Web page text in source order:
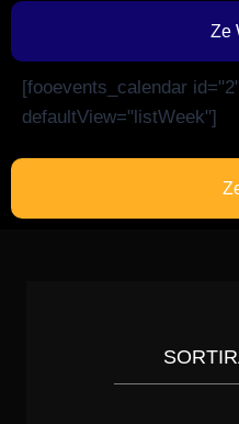
Ze
[fooevents_calendar
defaultView="listWeek"]